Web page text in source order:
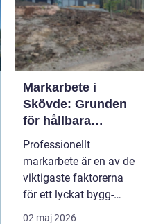
Markarbete i
Skövde: Grunden
för hållbara
byggen och trygga
tomter
Professionellt
markarbete är en av de
viktigaste faktorerna
för ett lyckat bygg-
eller anl...
02 maj 2026